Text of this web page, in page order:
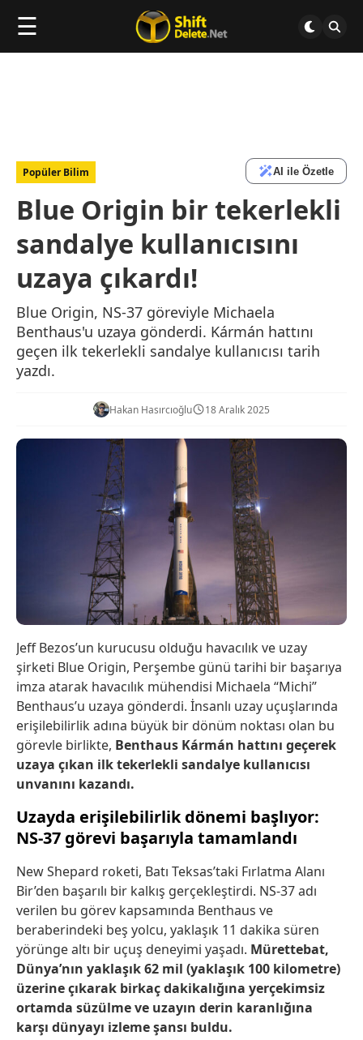
☰
Popüler Bilim AI ile Özetle
Blue Origin bir tekerlekli
sandalye kullanıcısını
uzaya çıkardı!
Blue Origin, NS-37 göreviyle Michaela
Benthaus'u uzaya gönderdi. Kármán hattını
geçen ilk tekerlekli sandalye kullanıcısı tarih
yazdı.
Hakan Hasırcıoğlu 18 Aralık 2025
Jeff Bezos’un kurucusu olduğu havacılık ve uzay
şirketi Blue Origin, Perşembe günü tarihi bir başarıya
imza atarak havacılık mühendisi Michaela “Michi”
Benthaus’u uzaya gönderdi. İnsanlı uzay uçuşlarında
erişilebilirlik adına büyük bir dönüm noktası olan bu
görevle birlikte, Benthaus Kármán hattını geçerek
uzaya çıkan ilk tekerlekli sandalye kullanıcısı
unvanını kazandı.
Uzayda erişilebilirlik dönemi başlıyor:
NS-37 görevi başarıyla tamamlandı
New Shepard roketi, Batı Teksas’taki Fırlatma Alanı
Bir’den başarılı bir kalkış gerçekleştirdi. NS-37 adı
verilen bu görev kapsamında Benthaus ve
beraberindeki beş yolcu, yaklaşık 11 dakika süren
yörünge altı bir uçuş deneyimi yaşadı. Mürettebat,
Dünya’nın yaklaşık 62 mil (yaklaşık 100 kilometre)
üzerine çıkarak birkaç dakikalığına yerçekimsiz
ortamda süzülme ve uzayın derin karanlığına
karşı dünyayı izleme şansı buldu.